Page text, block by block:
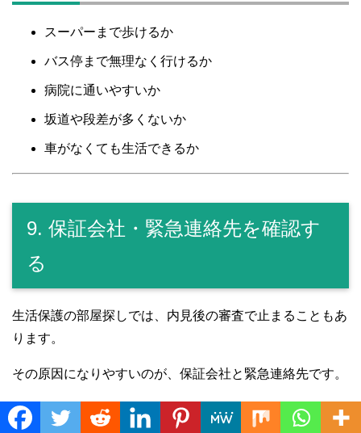
スーパーまで歩けるか
バス停まで無理なく行けるか
病院に通いやすいか
坂道や段差が多くないか
車がなくても生活できるか
9. 保証会社・緊急連絡先を確認す
る
生活保護の部屋探しでは、内見後の審査で止まることもあ
ります。
その原因になりやすいのが、保証会社と緊急連絡先です。
確認することは、
Translate »